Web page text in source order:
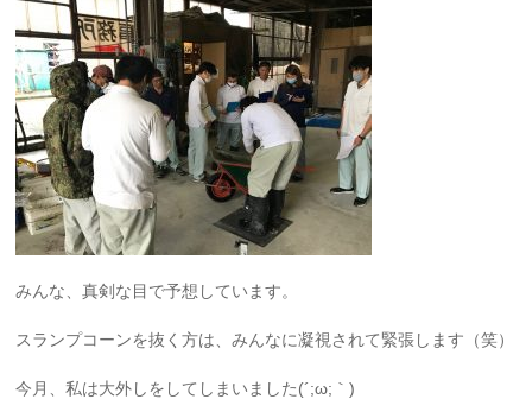
みんな、真剣な目で予想しています。
スランプコーンを抜く方は、みんなに凝視されて緊張します（笑）
今月、私は大外しをしてしまいました(´;ω;｀)